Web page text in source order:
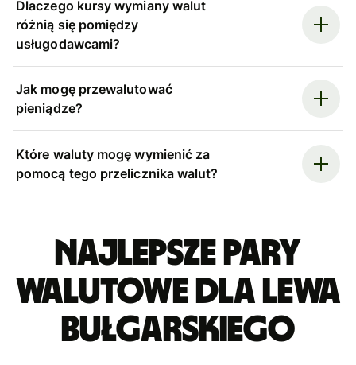
Dlaczego kursy wymiany walut
różnią się pomiędzy
usługodawcami?
Jak mogę przewalutować
pieniądze?
Które waluty mogę wymienić za
pomocą tego przelicznika walut?
Najlepsze pary
walutowe dla lewa
bułgarskiego